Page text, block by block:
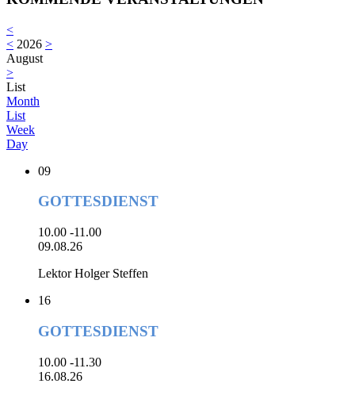
<
< 2026 >
August
>
List
Month
List
Week
Day
09
GOTTESDIENST
10.00 -11.00
09.08.26
Lektor Holger Steffen
16
GOTTESDIENST
10.00 -11.30
16.08.26